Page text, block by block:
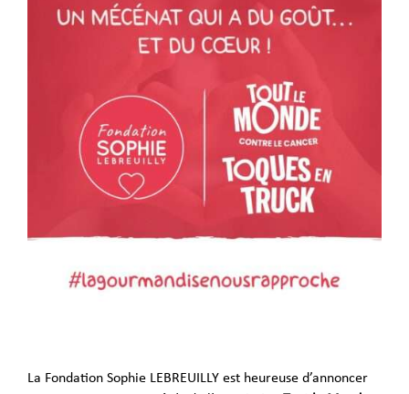
La Fondation Sophie LEBREUILLY est heureuse d’annoncer